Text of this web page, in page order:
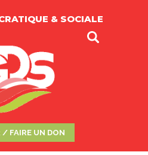
& SOCIALE
/ FAIRE UN DON